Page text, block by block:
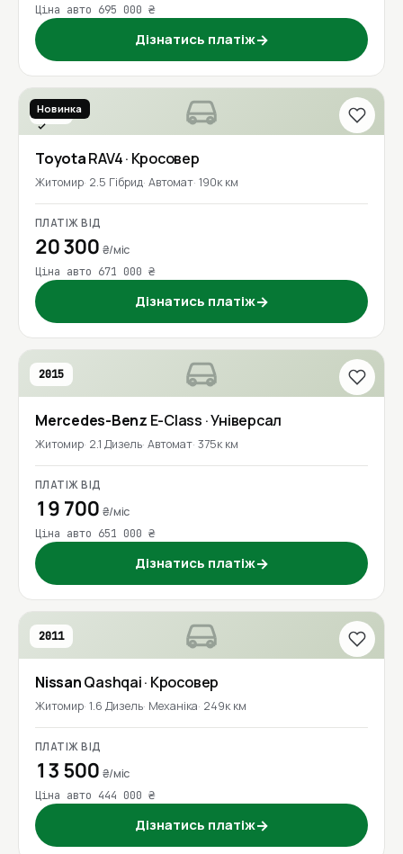
Ціна авто 695 000 ₴
Дізнатись платіж→
2016
Новинка
Перевірено
ToyotaRAV4· Кросовер
Житомир 2.5 Гібрид Автомат 190к км
ПЛАТІЖ ВІД
20 300 ₴/міс
Ціна авто 671 000 ₴
Дізнатись платіж→
2015
Mercedes-Benz E-Class · Універсал
Житомир 2.1 Дизель Автомат 375к км
ПЛАТІЖ ВІД
19 700 ₴/міс
Ціна авто 651 000 ₴
Дізнатись платіж→
2011
NissanQashqai· Кросовер
Житомир 1.6 Дизель Механіка 249к км
ПЛАТІЖ ВІД
13 500 ₴/міс
Ціна авто 444 000 ₴
Дізнатись платіж→